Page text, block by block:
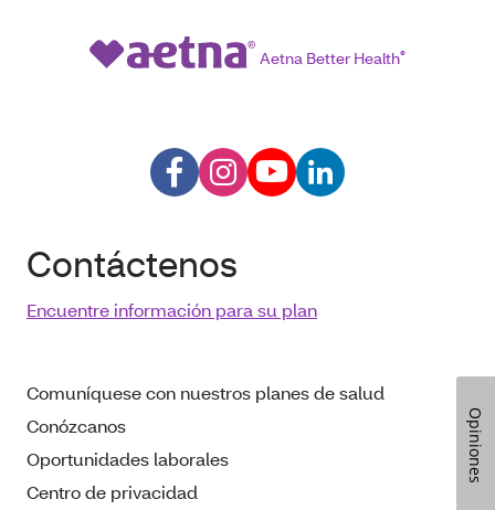
Aetna Better Health®
Contáctenos
Encuentre información para su plan
Comuníquese con nuestros planes de salud
Conózcanos
Oportunidades laborales
Centro de privacidad
Opiniones